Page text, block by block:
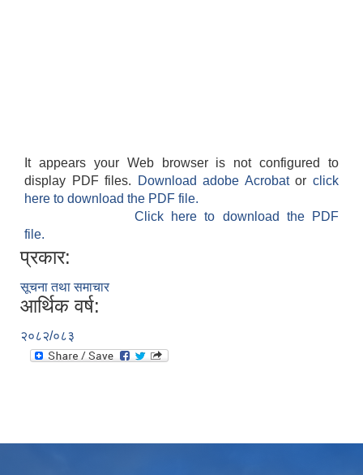
It appears your Web browser is not configured to
display PDF files.
Download adobe Acrobatorclick
here to download the PDF file.
Click here to download the PDF
file.
प्रकार:
सूचना तथा समाचार
आर्थिक वर्ष:
२०८२/०८३